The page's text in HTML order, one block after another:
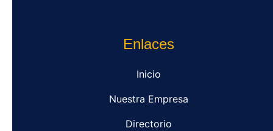
Enlaces
Inicio
Nuestra Empresa
Directorio